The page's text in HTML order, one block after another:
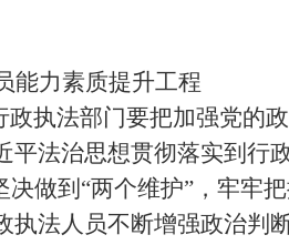
能力素质提升工程
政执法部门要把加强党的
法治思想贯彻落实到行
做到“两个维护”，牢牢
法人员不断增强政治判